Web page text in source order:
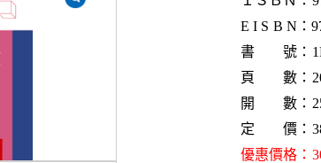
E I S B N：
書 號：
頁 數：
開 數：
定 價：
優惠價格：